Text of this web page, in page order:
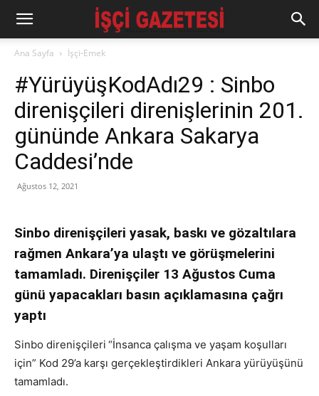
Ana Sayfa İşçi-Emek
#YürüyüşKodAdı29 : Sinbo
direnişçileri direnişlerinin 201.
gününde Ankara Sakarya
Caddesi’nde
Ağustos 12, 2021
Sinbo direnişçileri yasak, baskı ve gözaltılara
rağmen Ankara’ya ulaştı ve görüşmelerini
tamamladı. Direnişçiler 13 Ağustos Cuma
günü yapacakları basın açıklamasına çağrı
yaptı
Sinbo direnişçileri “İnsanca çalışma ve yaşam koşulları
için” Kod 29’a karşı gerçekleştirdikleri Ankara yürüyüşünü
tamamladı.